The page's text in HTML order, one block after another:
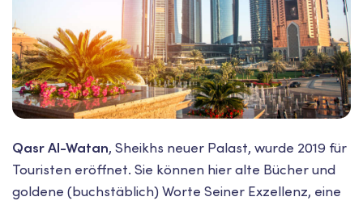
Qasr Al-Watan, Sheikhs neuer Palast, wurde 2019 für
Touristen eröffnet. Sie können hier alte Bücher und
goldene (buchstäblich) Worte Seiner Exzellenz, eine